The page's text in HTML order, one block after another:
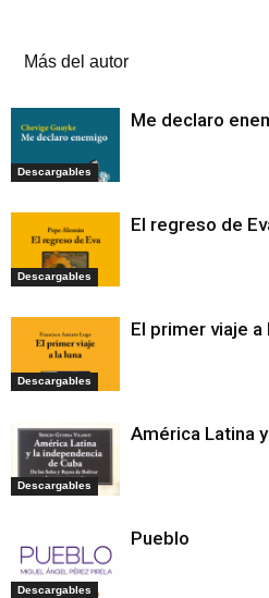
Más del autor
Descargables
Me declaro
Descargables
El regreso de
Descargables
El primer viaje a
Descargables
América Latina
Descargables
Pueblo